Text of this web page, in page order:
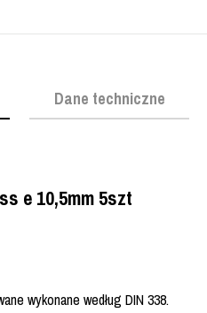
Dane techniczne
e 10,5mm 5szt
wykonane według DIN 338.